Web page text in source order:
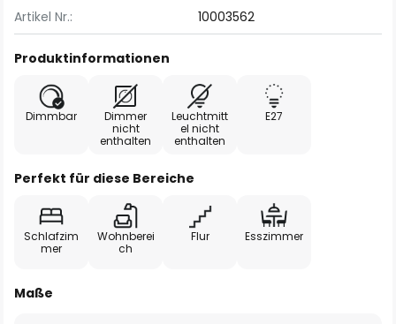
Artikel Nr.: 10003562
Produktinformationen
Dimmbar
Dimmer
nicht
enthalten
Leuchtmitt
el nicht
enthalten
E27
Perfekt für diese Bereiche
Schlafzim
mer
Wohnberei
ch
Flur Esszimmer
Maße